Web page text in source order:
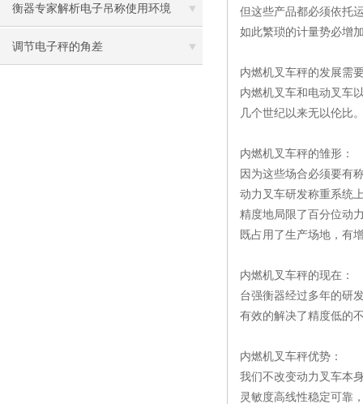
故障
衡器专家解析电子吊称使用环境
调节电子秤的角差
但这些产品都必须依托
如此繁琐的计量势必增
内燃机叉车秤的发展需
内燃机叉车和电动叉车
几个世纪以来无以
内燃机叉车秤的雏形：
因为这些场合必须要有
动力叉车研发称重系统
精度地局限了百分位动
既占用了生产场地，有
内燃机叉车秤的现在：
台强衡器经过多年的研
有效的解决了精度低的
内燃机叉车秤优势：
我们不改变动力叉车本
灵敏度高线性稳定可靠